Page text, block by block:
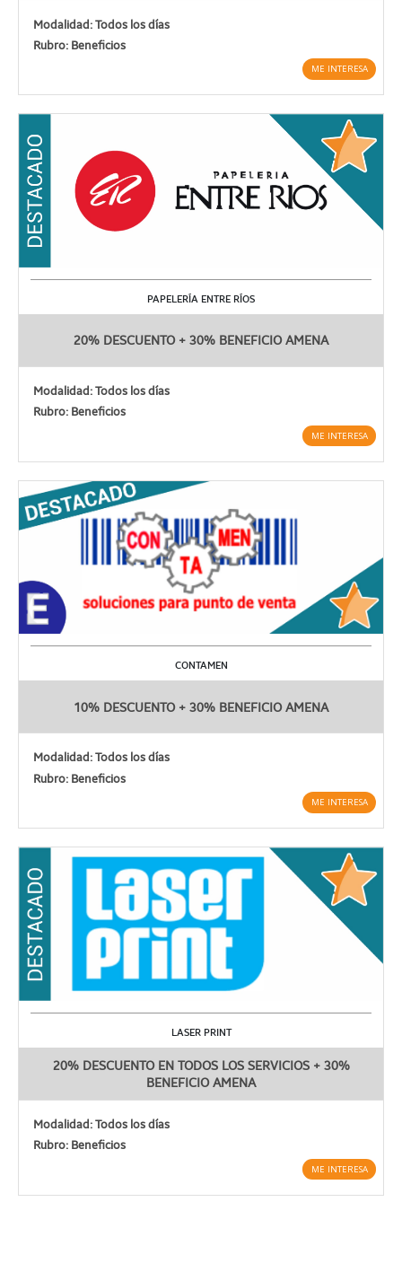
Modalidad: Todos los días
Rubro: Beneficios
ME INTERESA
PAPELERÍA ENTRE RÍOS
20% DESCUENTO + 30% BENEFICIO AMENA
Modalidad: Todos los días
Rubro: Beneficios
ME INTERESA
CONTAMEN
10% DESCUENTO + 30% BENEFICIO AMENA
Modalidad: Todos los días
Rubro: Beneficios
ME INTERESA
LASER PRINT
20% DESCUENTO EN TODOS LOS SERVICIOS + 30%
BENEFICIO AMENA
Modalidad: Todos los días
Rubro: Beneficios
ME INTERESA